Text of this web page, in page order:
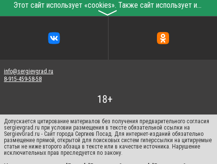
Этот сайт использует «cookies». Также сайт использует интернет-сервис для сбора технических данных касательно посетителей с целью получения маркетинговой и статистической информации. Условия обработки данных посетителей сайта см.
〉
info@sergievgrad.ru
8-915-459-58-58
Допускается цитирование материалов без получения предварительного согласия
sergievgrad.ru при условии размещения в тексте обязательной ссылки на
SergievGrad.ru - Сайт города Сергиев Посад. Для интернет-изданий обязательно
размещение прямой, открытой для поисковых систем гиперссылки на цитируемые
статьи не ниже второго абзаца в тексте или в качестве источника. Нарушение
исключительных прав преследуется по закону.